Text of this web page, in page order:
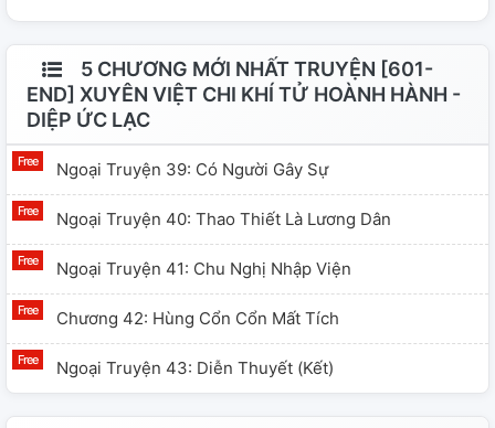
5 CHƯƠNG MỚI NHẤT TRUYỆN [601-
END] XUYÊN VIỆT CHI KHÍ TỬ HOÀNH HÀNH -
DIỆP ỨC LẠC
Ngoại Truyện 39: Có Người Gây Sự
Ngoại Truyện 40: Thao Thiết Là Lương Dân
Ngoại Truyện 41: Chu Nghị Nhập Viện
Chương 42: Hùng Cổn Cổn Mất Tích
Ngoại Truyện 43: Diễn Thuyết (kết)